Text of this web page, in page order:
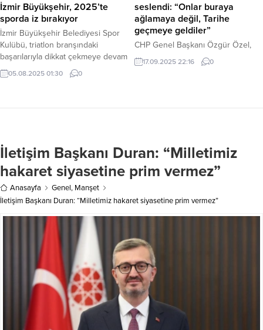
İzmir Büyükşehir, 2025’te
sporda iz bırakıyor
İzmir Büyükşehir Belediyesi Spor
Kulübü, triatlon branşındaki
başarılarıyla dikkat çekmeye devam
ediyor. Kulüp, performans takımı,
gelişim sporcuları ve alt yapı
takım davetleriyle öne çıkan takım
gelecek yıllar...
05.08.2025 01:30 0
seslendi: “Onlar buraya
ağlamaya değil, Tarihe
geçmeye geldiler”
CHP Genel Başkanı Özgür Özel,
tutuklu Adana belediye
başkanlarına destek için Adana’dan
gözyaşlarına yenilecekler” dedi.
Partisi (CHP) Lideri Özgür...
17.09.2025 22:16 0
İletişim Başkanı Duran: “Milletimiz
hakaret siyasetine prim vermez”
Anasayfa Genel, Manşet
İletişim Başkanı Duran: “Milletimiz hakaret siyasetine prim vermez”